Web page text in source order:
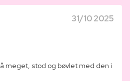
31/10 2025
meget, stod og bøvlet med den i